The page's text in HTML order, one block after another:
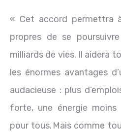
« Cet accord permettra
propres de se
milliards de vies. Il aidera
les énormes avantages
audacieuse : plus
forte, une énergie
pour tous. Mais comme